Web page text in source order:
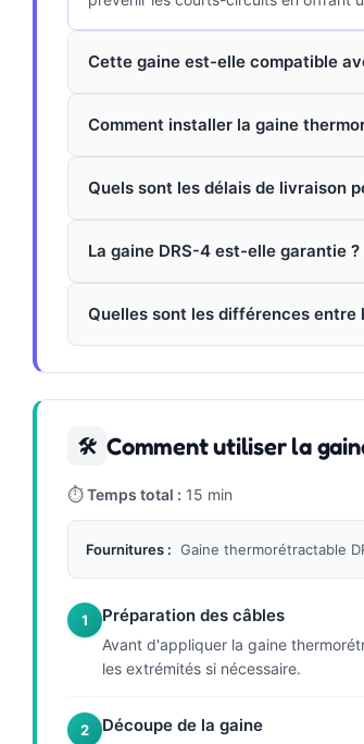
Cette gaine est-elle compatible
Comment installer la gaine
Quels sont les délais de livraison
La gaine DRS-4 est-elle garantie ?
Quelles sont les différences entre
🛠 Comment utiliser la
⏱Temps total : 15 min
Fournitures : Gaine thermorétractable
1 Préparation des câbles
Avant d'appliquer la gaine
les extrémités si nécessaire.
2 Découpe de la gaine